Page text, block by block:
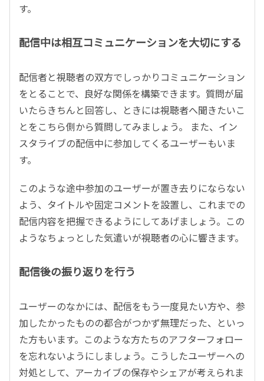
す。
配信中は相互コミュニケーションを大切にする
配信者と視聴者の双方でしっかりコミュニケーション
をとることで、良好な関係を構築できます。質問が届
いたらきちんと回答し、ときには視聴者へ聞きたいこ
とをこちら側から質問してみましょう。 また、イン
スタライブの配信中に参加してくるユーザーもいま
す。
このような途中参加のユーザーが置き去りにならない
よう、タイトルや固定コメントを設置し、これまでの
配信内容を把握できるようにしてあげましょう。この
ようなちょっとした気遣いが視聴者の心に響きます。
配信後の振り返りを行う
ユーザーのなかには、配信をもう一度見たい方や、参
加したかったものの都合がつかず無理だった、といっ
た方もいます。このような方たちのアフターフォロー
を忘れないようにしましょう。こうしたユーザーへの
対処として、アーカイブの保存やシェアが考えられま